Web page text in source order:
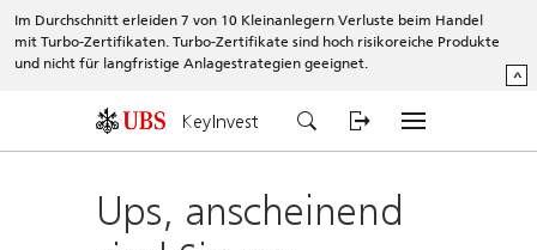
Im Durchschnitt erleiden 7 von 10 Kleinanlegern Verluste beim Handel
mit Turbo-Zertifikaten. Turbo-Zertifikate sind hoch risikoreiche Produkte
und nicht für langfristige Anlagestrategien geeignet.
^
KeyInvest
Ups, anscheinend